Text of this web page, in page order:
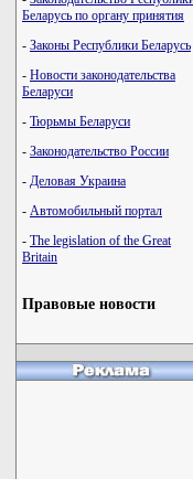
Беларусь по органу принятия
- Законы Республики Беларусь
- Новости законодательства
Беларуси
- Тюрьмы Беларуси
- Законодательство России
- Деловая Украина
- Автомобильный портал
- The legislation of the Great
Britain
Правовые новости